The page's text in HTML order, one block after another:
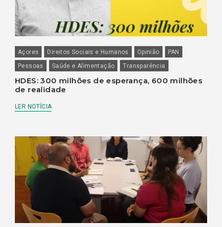
Açores Direitos Sociais e Humanos Opinião
PAN
Pessoas
Saúde e Alimentação Transparência
HDES: 300 milhões de esperança, 600 milhões
de realidade
LER NOTÍCIA